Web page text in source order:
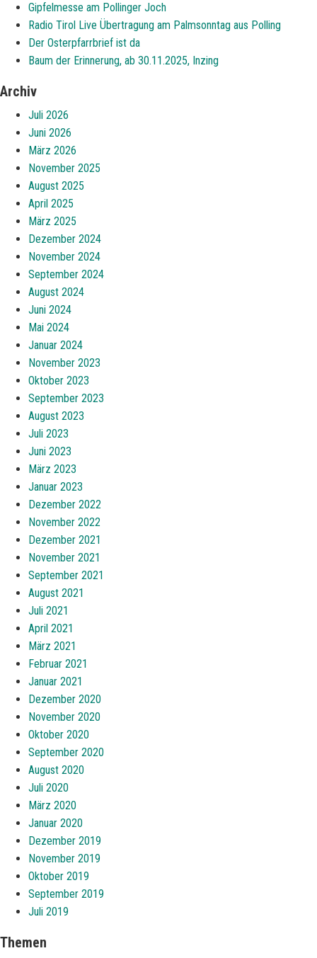
Gipfelmesse am Pollinger Joch
Radio Tirol Live Übertragung am Palmsonntag aus Polling
Der Osterpfarrbrief ist da
Baum der Erinnerung, ab 30.11.2025, Inzing
Archiv
Juli 2026
Juni 2026
März 2026
November 2025
August 2025
April 2025
März 2025
Dezember 2024
November 2024
September 2024
August 2024
Juni 2024
Mai 2024
Januar 2024
November 2023
Oktober 2023
September 2023
August 2023
Juli 2023
Juni 2023
März 2023
Januar 2023
Dezember 2022
November 2022
Dezember 2021
November 2021
September 2021
August 2021
Juli 2021
April 2021
März 2021
Februar 2021
Januar 2021
Dezember 2020
November 2020
Oktober 2020
September 2020
August 2020
Juli 2020
März 2020
Januar 2020
Dezember 2019
November 2019
Oktober 2019
September 2019
Juli 2019
Themen